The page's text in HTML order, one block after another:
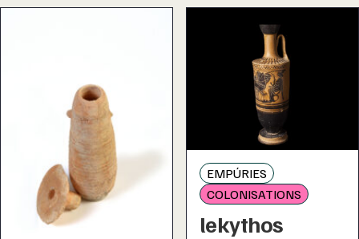
EMPÚRIES
COLONISATIONS
lekythos